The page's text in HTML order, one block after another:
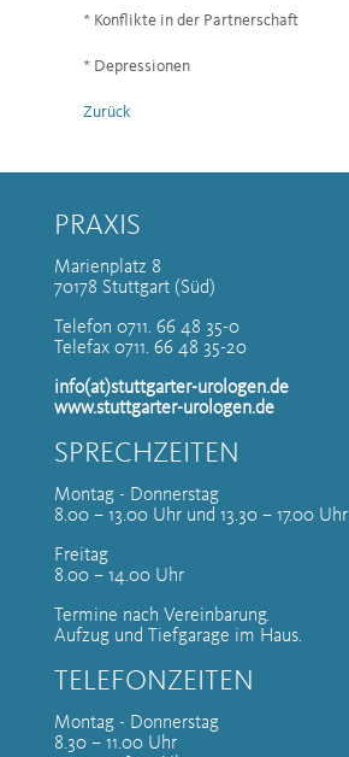
* Konflikte in der Partnerschaft
* Depressionen
Zurück
PRAXIS
Marienplatz 8
70178 Stuttgart (Süd)
Telefon 0711. 66 48 35-0
Telefax 0711. 66 48 35-20
info(at)stuttgarter-urologen.de
www.stuttgarter-urologen.de
SPRECHZEITEN
Montag - Donnerstag
8.00 – 13.00 Uhr und 13.30 – 17.00 Uhr
Freitag
8.00 – 14.00 Uhr
Termine nach Vereinbarung.
Aufzug und Tiefgarage im Haus.
TELEFONZEITEN
Montag - Donnerstag
8.30 – 11.00 Uhr